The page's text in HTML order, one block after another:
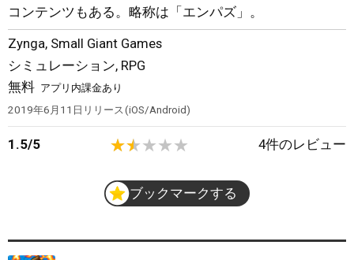
コンテンツもある。略称は「エンパズ」。
Zynga, Small Giant Games
シミュレーション, RPG
無料 アプリ内課金あり
2019年6月11日 リリース iOS/Android
1.5/5 4件のレビュー
ブックマークする